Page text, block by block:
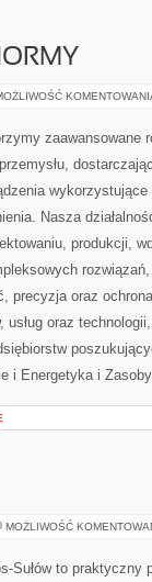
zaawansowane
Nasza
produkcji,
oraz
oraz
i Energetyka i
MOŻLIWOŚĆ
Sułów to praktyczny